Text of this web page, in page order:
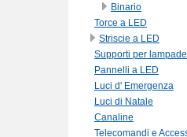
Binario
Torce a LED
Striscie a LED
Supporti per lampade
Pannelli a LED
Luci d' Emergenza
Luci di Natale
Canaline
Telecomandi e